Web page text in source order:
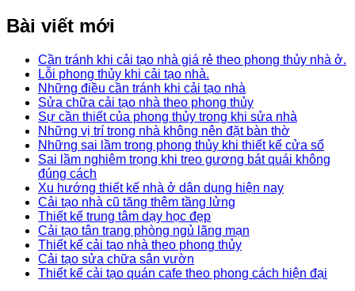
Bài viết mới
Cần tránh khi cải tạo nhà giá rẻ theo phong thủy nhà ở.
Lỗi phong thủy khi cải tạo nhà.
Những điều cần tránh khi cải tạo nhà
Sửa chữa cải tạo nhà theo phong thủy
Sự cần thiết của phong thủy trong khi sửa nhà
Những vị trí trong nhà không nên đặt bàn thờ
Những sai lầm trong phong thủy khi thiết kế cửa sổ
Sai lầm nghiêm trọng khi treo gương bát quái không
đúng cách
Xu hướng thiết kế nhà ở dân dụng hiện nay
Cải tạo nhà cũ tăng thêm tầng lửng
Thiết kế trung tâm dạy học đẹp
Cải tạo tân trang phòng ngủ lãng mạn
Thiết kế cải tạo nhà theo phong thủy
Cải tạo sửa chữa sân vườn
Thiết kế cải tạo quán cafe theo phong cách hiện đại